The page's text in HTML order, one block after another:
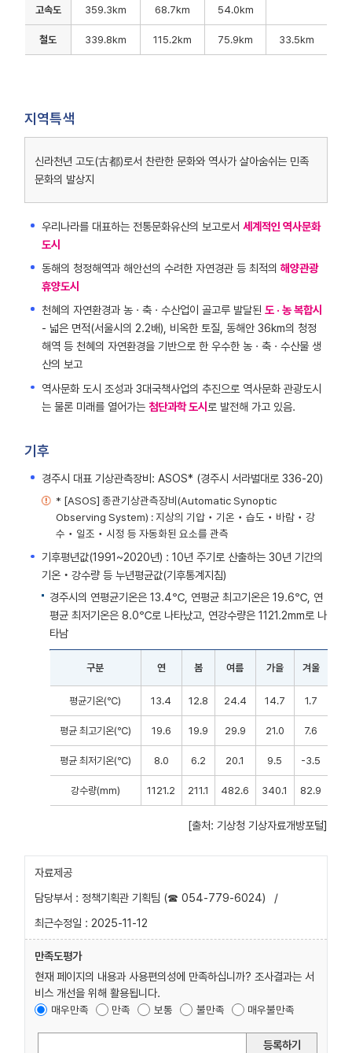
거리를
구분
(국도,
부산,
대구,
포항
순으로
고속도 359.3km 68.7km 54.0km
철도 339.8km 115.2km 75.9km 33.5km
지역특색
신라천년 고도(古都)로서 찬란한 문화와 역사가 살아숨쉬는 민족
문화의 발상지
우리나라를 대표하는 전통문화유산의 보고로서 세계적인 역사문화
도시
동해의 청정해역과 해안선의 수려한 자연경관 등 최적의 해양관광
휴양도시
천혜의 자연환경과 농 · 축 · 수산업이 골고루 발달된 도 · 농 복합시
- 넓은 면적(서울시의 2.2배), 비옥한 토질, 동해안 36km의 청정
해역 등 천혜의 자연환경을 기반으로 한 우수한 농 · 축 · 수산물 생
산의 보고
역사문화 도시 조성과 3대국책사업의 추진으로 역사문화 관광도시
는 물론 미래를 열어가는 첨단과학 도시로 발전해 가고 있음.
기후
경주시 대표 기상관측장비: ASOS* (경주시 서라벌대로 336-20)
* [ASOS] 종관기상관측장비(Automatic Synoptic
Observing System) : 지상의 기압‧기온‧습도‧바람‧강
수‧일조‧시정 등 자동화된 요소를 관측
기후평년값(1991~2020년) : 10년 주기로 산출하는 30년 기간의
기온‧강수량 등 누년평균값(기후통계지침)
경주시의 연평균기온은 13.4℃, 연평균 최고기온은 19.6℃, 연
평균 최저기온은 8.0℃로 나타났고, 연강수량은 1121.2mm로 나
타남
구분 연 봄 여름 가을 겨울
평균기온(℃) 13.4 12.8 24.4 14.7 1.7
평균 최고기온(℃) 19.6 19.9 29.9 21.0 7.6
평균 최저기온(℃) 8.0 6.2 20.1 9.5 -3.5
강수량(mm) 1121.2 211.1 482.6 340.1 82.9
[출처: 기상청 기상자료개방포털]
자료제공
담당부서 : 정책기획관 기획팀 (☎ 054-779-6024)
/
최근수정일 : 2025-11-12
만족도평가
현재 페이지의 내용과 사용편의성에 만족하십니까? 조사결과는 서
비스 개선을 위해 활용됩니다.
매우만족 만족 보통 불만족 매우불만족
등록하기